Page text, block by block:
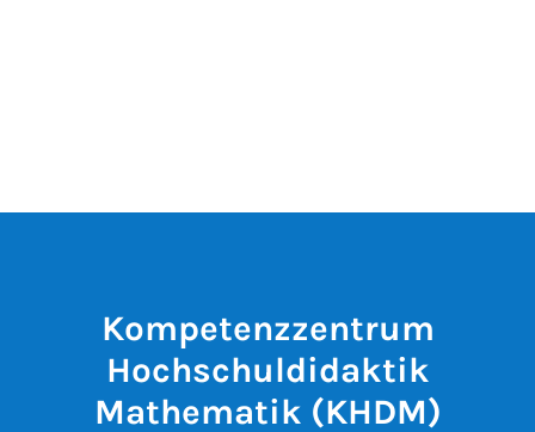
Kompetenzzentrum
Hochschuldidaktik
Mathematik (KHDM)